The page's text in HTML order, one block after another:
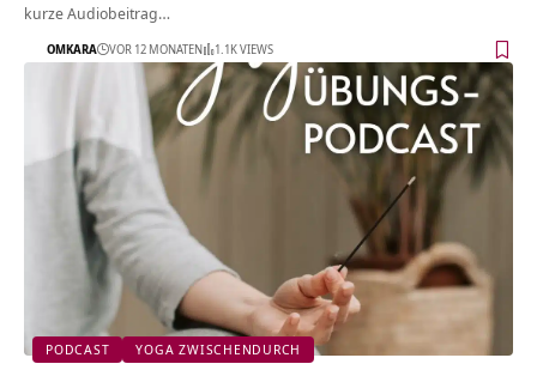
kurze Audiobeitrag…
OMKARA VOR 12 MONATEN 1.1K VIEWS
PODCAST YOGA ZWISCHENDURCH